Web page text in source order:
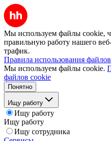
Мы используем файлы cookie,
правильную работу нашего
трафик.
Правила использования
Мы используем файлы cookie.
файлов cookie
Понятно
Ищу работу
Ищу работу
Ищу работу
Ищу сотрудника